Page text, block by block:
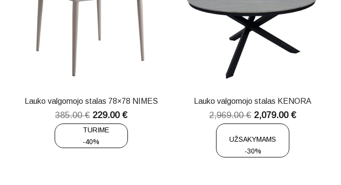
Lauko valgomojo stalas 78×78 NIMES
385.00€ 229.00 €
TURIME
-40%
Lauko valgomojo stalas KENORA
2,969.00€ 2,079.00€
UŽSAKYMAMS
-30%